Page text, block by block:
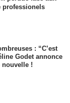
professionels
: “C’est
Godet annonce
nouvelle !